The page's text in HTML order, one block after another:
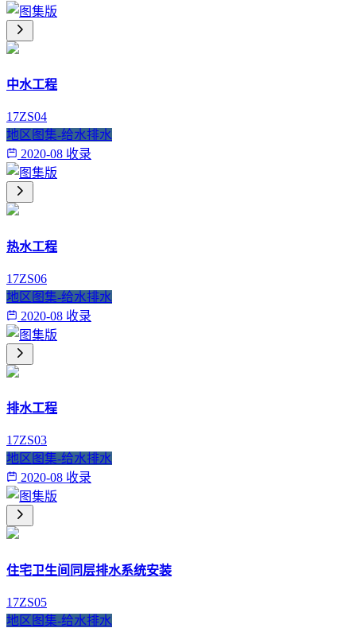
中水工程
17ZS04
地区图集-给水排水
2020-08 收录
热水工程
17ZS06
地区图集-给水排水
2020-08 收录
排水工程
17ZS03
地区图集-给水排水
2020-08 收录
住宅卫生间同层排水系统安装
17ZS05
地区图集-给水排水